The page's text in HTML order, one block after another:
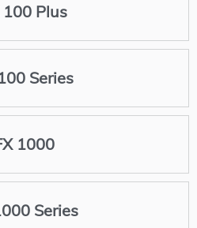
100 Plus
Series
1000
Series